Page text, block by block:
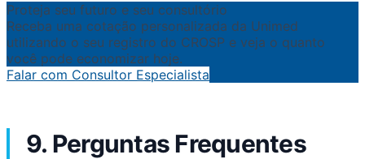
Proteja seu futuro e seu consultório
Receba uma cotação personalizada da Unimed
utilizando o seu registro do CROSP e veja o quanto
você pode economizar hoje.
Falar com Consultor Especialista
9. Perguntas Frequentes